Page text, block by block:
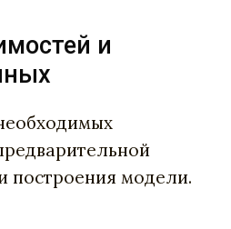
и
построения модели.